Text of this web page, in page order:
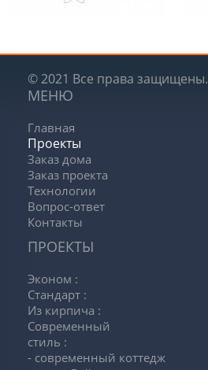
© 2021 Все права защищены.
МЕНЮ
Главная
Проекты
Заказ дома
Заказ проекта
Технологии
Вопрос-ответ
Контакты
ПРОЕКТЫ
Эконом :
Стандарт :
Из кирпича :
Современный
стиль :
- современный коттедж